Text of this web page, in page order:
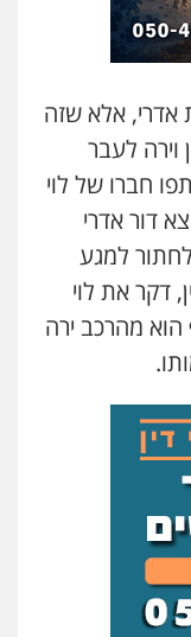
אדרי, אלא שזה
וירה לעבר
חברו של לוי
דור אדרי
למגע
דקר את לוי
הוא מהרכב ירה